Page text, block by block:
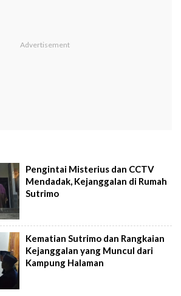
Pengintai Misterius dan CCTV
Mendadak, Kejanggalan di Rumah
Sutrimo
Kematian Sutrimo dan Rangkaian
Kejanggalan yang Muncul dari
Kampung Halaman